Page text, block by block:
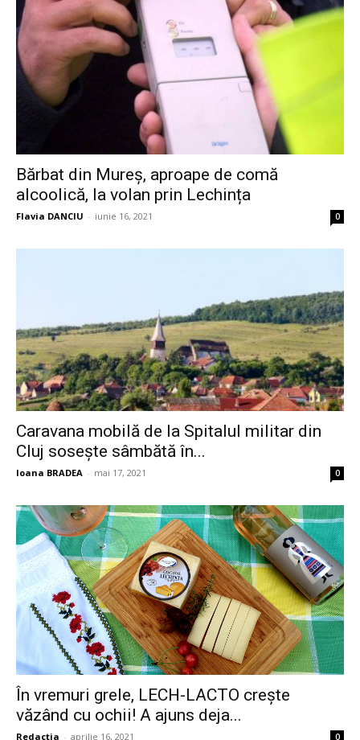
Bărbat din Mureș, aproape de comă
alcoolică, la volan prin Lechința
Flavia DANCIU - iunie 16, 2021 0
Caravana mobilă de la Spitalul militar din
Cluj sosește sâmbătă în...
Ioana BRADEA - mai 17, 2021 0
În vremuri grele, LECH-LACTO crește
văzând cu ochii! A ajuns deja...
Redactia - aprilie 16, 2021 0